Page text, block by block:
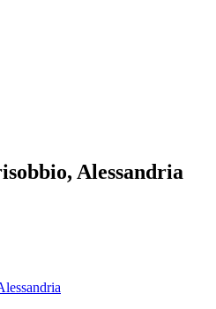
Alessandria